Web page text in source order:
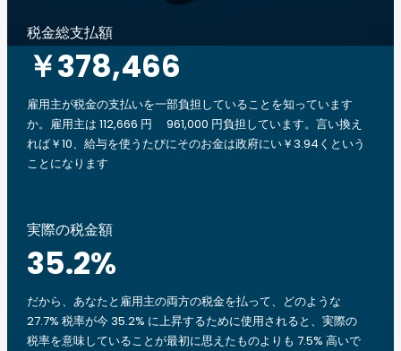
税金総支払額
￥378,466
雇用主が税金の支払いを一部負担していることを知っています
か。雇用主は 112,666 円 961,000 円負担しています。言い換え
れば￥10、給与を使うたびにそのお金は政府にい￥3.94くという
ことになります
実際の税金額
35.2%
だから、あなたと雇用主の両方の税金を払って、どのような
27.7% 税率が今 35.2% に上昇するために使用されると、実際の
税率を意味していることが最初に思えたものよりも 7.5% 高いで